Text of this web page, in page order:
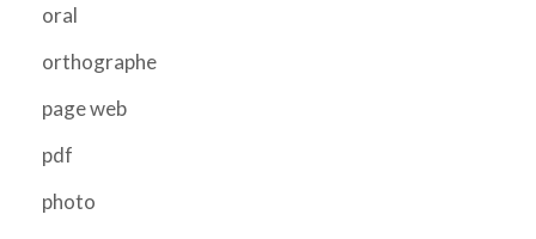
oral
orthographe
page web
pdf
photo